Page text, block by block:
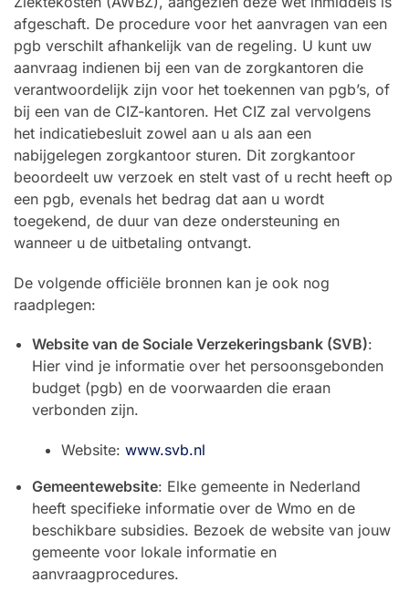
afgeschaft. De procedure voor het aanvragen van een
pgb verschilt afhankelijk van de regeling. U kunt uw
aanvraag indienen bij een van de zorgkantoren die
verantwoordelijk zijn voor het toekennen van pgb’s, of
bij een van de CIZ-kantoren. Het CIZ zal vervolgens
het indicatiebesluit zowel aan u als aan een
nabijgelegen zorgkantoor sturen. Dit zorgkantoor
beoordeelt uw verzoek en stelt vast of u recht heeft op
een pgb, evenals het bedrag dat aan u wordt
toegekend, de duur van deze ondersteuning en
wanneer u de uitbetaling ontvangt.
De volgende officiële bronnen kan je ook nog
raadplegen:
Website van de Sociale Verzekeringsbank (SVB):
Hier vind je informatie over het persoonsgebonden
budget (pgb) en de voorwaarden die eraan
verbonden zijn.
Website: www.svb.nl
Gemeentewebsite: Elke gemeente in Nederland
heeft specifieke informatie over de Wmo en de
beschikbare subsidies. Bezoek de website van jouw
gemeente voor lokale informatie en
aanvraagprocedures.